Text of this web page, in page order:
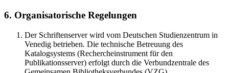
6. Organisatorische Regelungen
Der Schriftenserver wird vom Deutschen Studienzentrum in
Venedig betrieben. Die technische Betreuung des
Katalogsystems (Rechercheinstrument für den
Publikationsserver) erfolgt durch die Verbundzentrale des